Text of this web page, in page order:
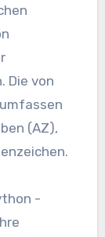
Die von
(AZ),
-